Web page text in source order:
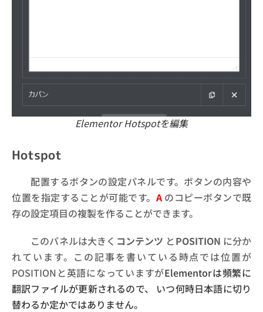
Elementor Hotspotを編集
Hotspot
配置するボタンの設定パネルです。ボタンの内容や
位置を指定することが可能です。 A のコピーボタンで既
存の設定項目の複製を作ることができます。
このパネルは大きく コンテンツ とPOSITION に分か
れています。この記事を書いている時点では位置が
POSITIONと英語になっていますがElementorは頻繁に
翻訳ファイルが更新されるので、
いつ何時日本語に切り
替わるか定かではありません。